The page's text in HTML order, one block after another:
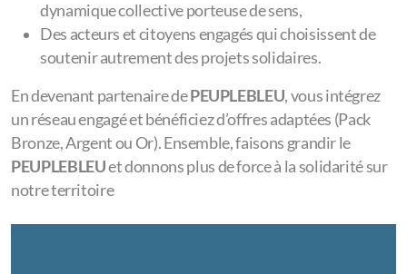
dynamique collective porteuse de sens,
Des acteurs et citoyens engagés qui choisissent de
soutenir autrement des projets solidaires.
En devenant partenaire dePEUPLEBLEU, vous intégrez
un réseau engagé et bénéficiez d’offres adaptées (Pack
Bronze, Argent ou Or). Ensemble, faisons grandir le
PEUPLEBLEUet donnons plus de force à la solidarité sur
notre territoire